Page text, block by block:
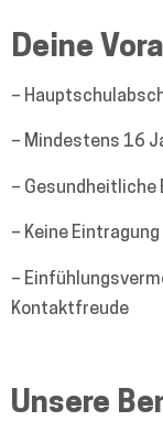
Deine
–
– Mindestens 16
– Gesundheitliche
– Keine
–
Kontaktfreude
Unsere